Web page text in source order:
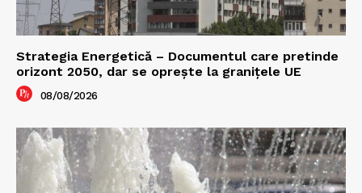
Strategia Energetică – Documentul care pretinde
orizont 2050, dar se oprește la granițele UE
08/08/2026